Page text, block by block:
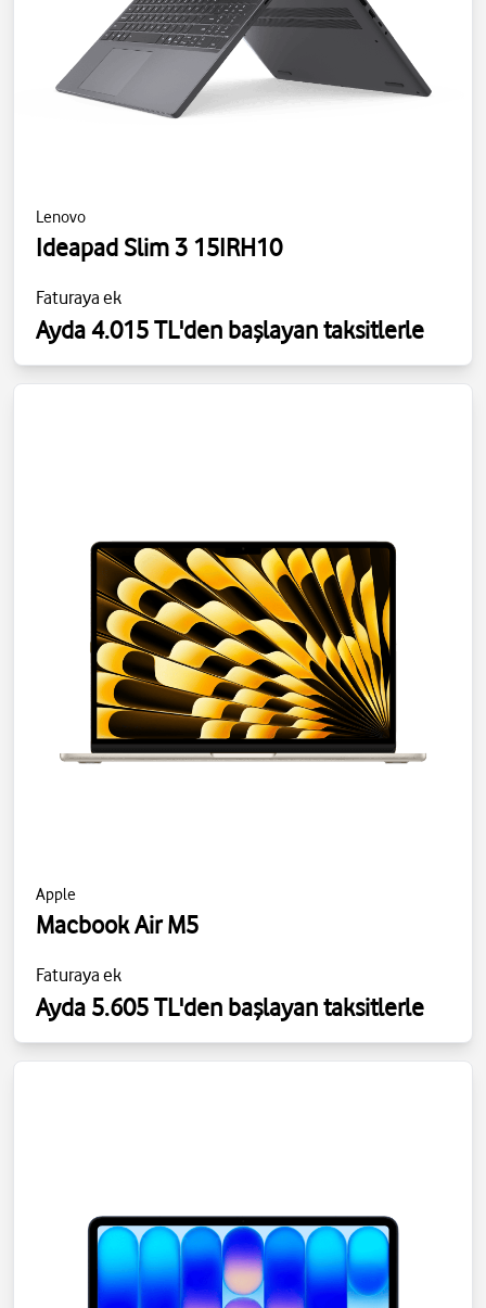
Lenovo
Ideapad Slim 3 15IRH10
Faturaya ek
Ayda 4.015 TL'den başlayan taksitlerle
Apple
Macbook Air M5
Faturaya ek
Ayda 5.605 TL'den başlayan taksitlerle